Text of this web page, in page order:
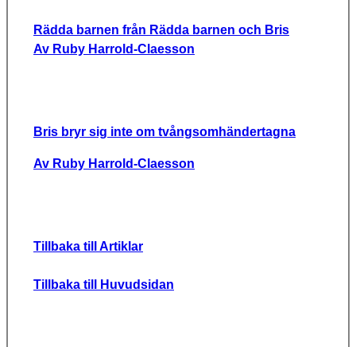
Rädda barnen från Rädda barnen och Bris
Av Ruby Harrold-Claesson
Bris bryr sig inte om tvångsomhändertagna
Av Ruby Harrold-Claesson
Tillbaka till Artiklar
Tillbaka till Huvudsidan